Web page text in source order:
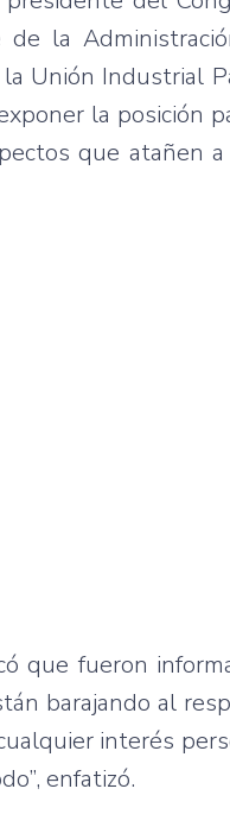
la
Unión Industrial
la posición
que atañen
que fueron
barajando al
interés
enfatizó.